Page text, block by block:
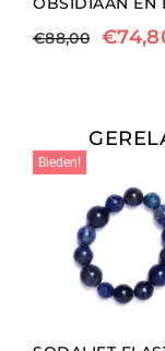
€88,00 €
Bieden!